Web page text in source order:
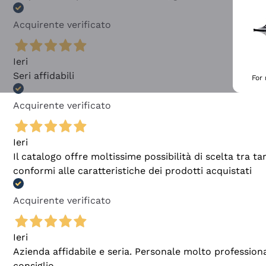
Acquirente verificato
Ieri
Seri affidabili
Acquirente verificato
Ieri
Il catalogo offre moltissime possibilità di scelta tra
conformi alle caratteristiche dei prodotti acquistati
Acquirente verificato
Ieri
Azienda affidabile e seria. Personale molto
For